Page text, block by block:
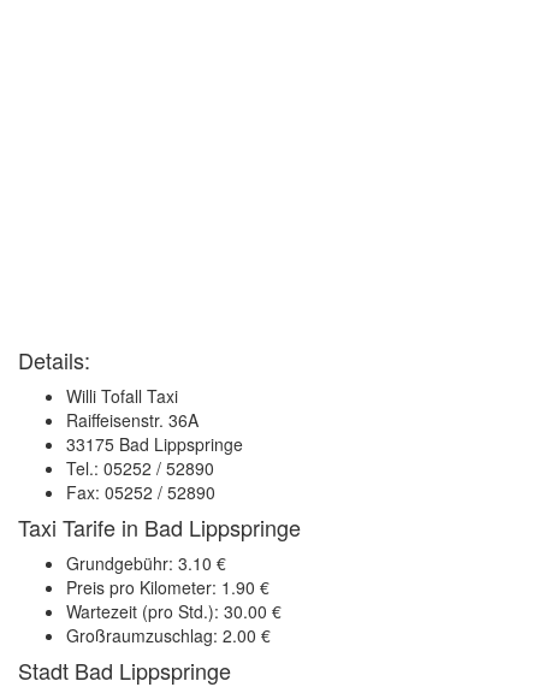
Details:
Willi Tofall Taxi
Raiffeisenstr. 36A
33175 Bad Lippspringe
Tel.: 05252 / 52890
Fax: 05252 / 52890
Taxi Tarife in Bad Lippspringe
Grundgebühr: 3.10 €
Preis pro Kilometer: 1.90 €
Wartezeit (pro Std.): 30.00 €
Großraumzuschlag: 2.00 €
Stadt Bad Lippspringe